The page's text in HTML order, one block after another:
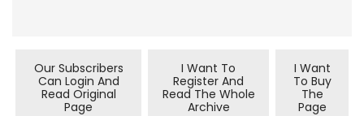
Dergi Eki
Ekonomi Eki
1994
16Our Subscribers
Can Login And
Read Original
Page
I Want To
Register And
Read The Whole
Archive
I Want
To Buy
The
Page